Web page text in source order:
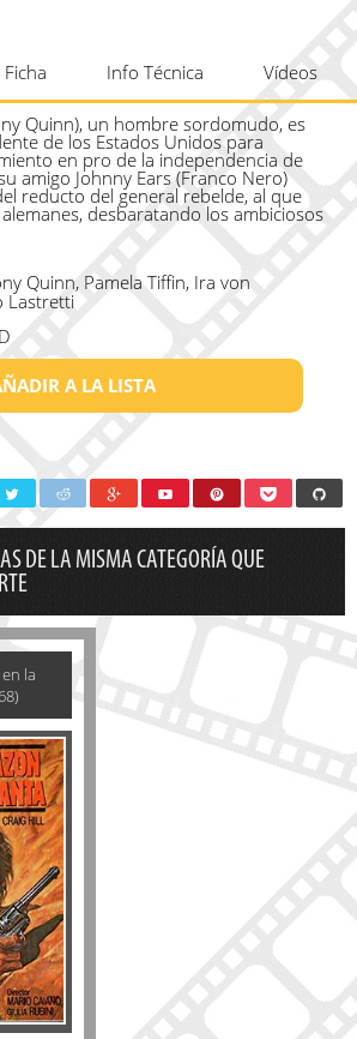
Ficha Info Técnica Vídeos
Quinn), un hombre sordomudo, es
de los Estados Unidos para
en pro de la independencia de
amigo Johnny Ears (Franco Nero)
reducto del general rebelde, al que
desbaratando los ambiciosos
Quinn, Pamela Tiffin, Ira von
Lastretti
A LA LISTA
DE LA MISMA CATEGORÍA QUE
la